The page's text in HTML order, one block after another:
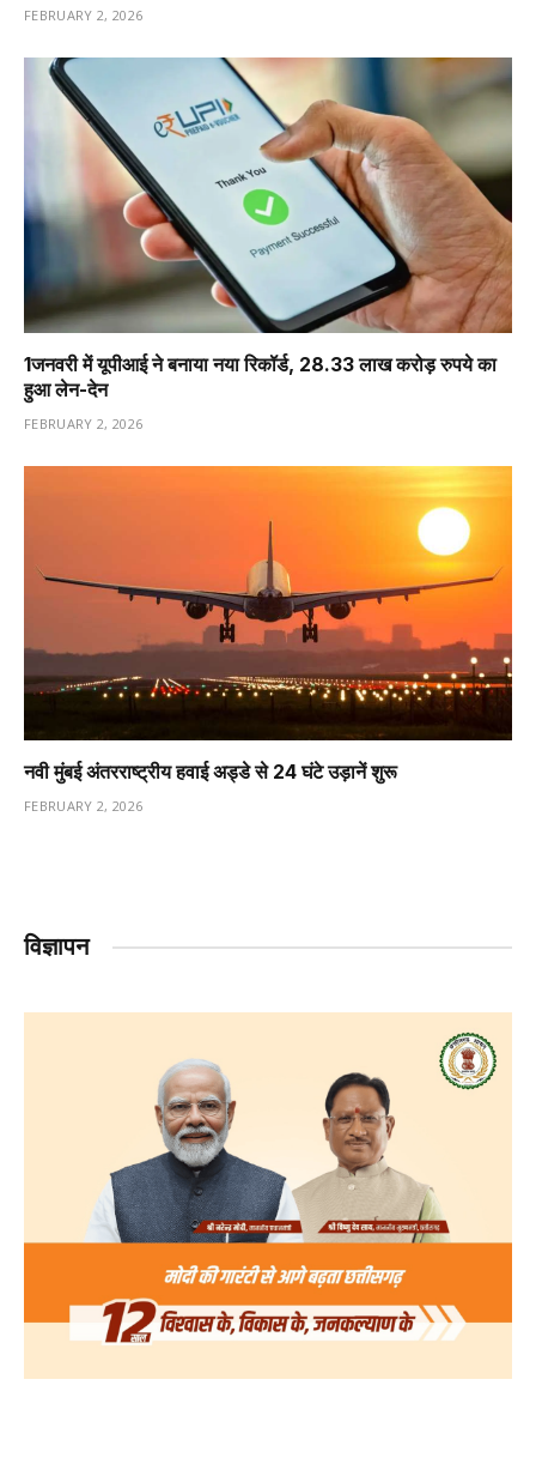
FEBRUARY 2, 2026
1️जनवरी में यूपीआई ने बनाया नया रिकॉर्ड, 28.33 लाख करोड़ रुपये का
हुआ लेन-देन
FEBRUARY 2, 2026
नवी मुंबई अंतरराष्ट्रीय हवाई अड्डे से 24 घंटे उड़ानें शुरू
FEBRUARY 2, 2026
विज्ञापन